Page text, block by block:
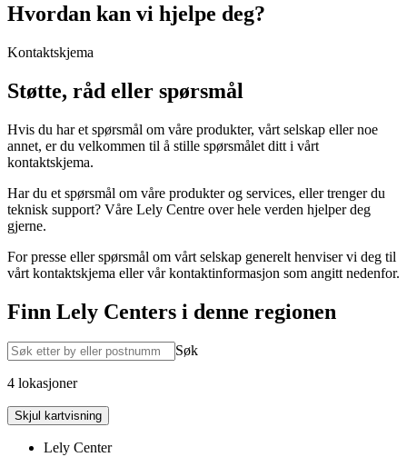
Hvordan kan vi hjelpe deg?
Kontaktskjema
Støtte, råd eller spørsmål
Hvis du har et spørsmål om våre produkter, vårt selskap eller noe
annet, er du velkommen til å stille spørsmålet ditt i vårt
kontaktskjema.
Har du et spørsmål om våre produkter og services, eller trenger du
teknisk support? Våre Lely Centre over hele verden hjelper deg
gjerne.
For presse eller spørsmål om vårt selskap generelt henviser vi deg til
vårt kontaktskjema eller vår kontaktinformasjon som angitt nedenfor.
Finn Lely Centers i denne regionen
Søk
4 lokasjoner
Skjul kartvisning
Lely Center